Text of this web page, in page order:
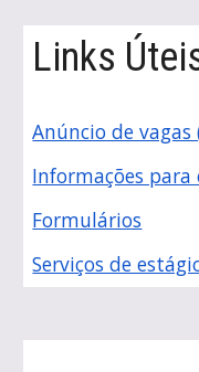
Links
Anúncio de vagas
Informações
Formulários
Serviços de